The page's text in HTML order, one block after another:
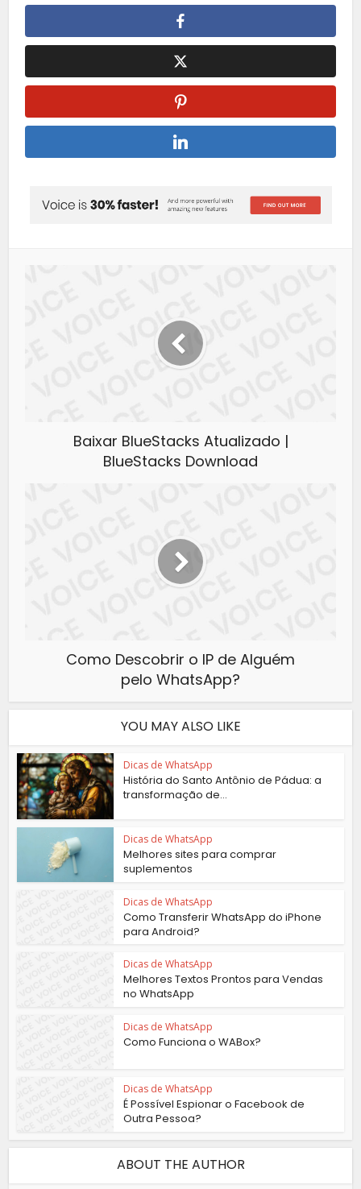
Baixar BlueStacks Atualizado |
BlueStacks Download
Como Descobrir o IP de Alguém
pelo WhatsApp?
YOU MAY ALSO LIKE
Dicas de WhatsApp
História do Santo Antônio de Pádua: a
transformação de...
Dicas de WhatsApp
Melhores sites para comprar
suplementos
Dicas de WhatsApp
Como Transferir WhatsApp do iPhone
para Android?
Dicas de WhatsApp
Melhores Textos Prontos para Vendas
no WhatsApp
Dicas de WhatsApp
Como Funciona o WABox?
Dicas de WhatsApp
É Possível Espionar o Facebook de
Outra Pessoa?
ABOUT THE AUTHOR